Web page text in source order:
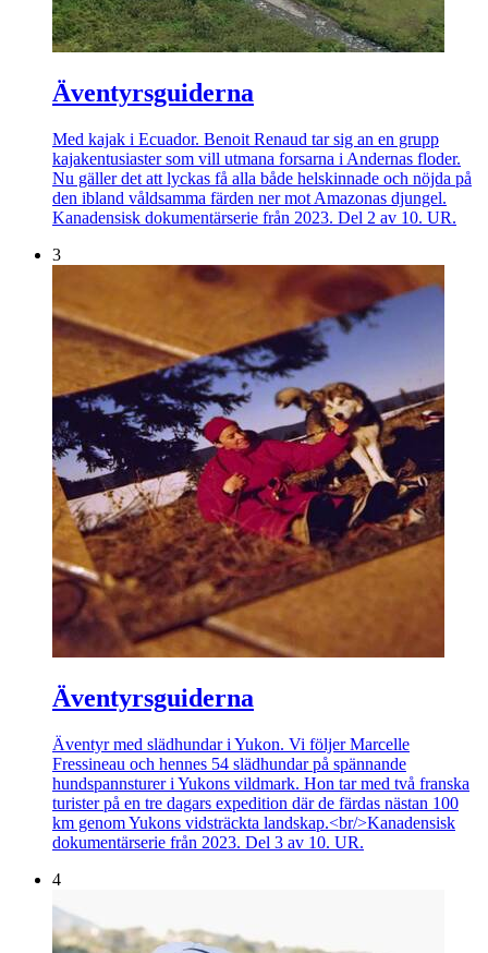
Äventyrsguiderna
Med kajak i Ecuador. Benoit Renaud tar sig an en grupp
kajakentusiaster som vill utmana forsarna i Andernas floder.
Nu gäller det att lyckas få alla både helskinnade och nöjda på
den ibland våldsamma färden ner mot Amazonas djungel.
Kanadensisk dokumentärserie från 2023. Del 2 av 10. UR.
3
Äventyrsguiderna
Äventyr med slädhundar i Yukon. Vi följer Marcelle
Fressineau och hennes 54 slädhundar på spännande
hundspannsturer i Yukons vildmark. Hon tar med två franska
turister på en tre dagars expedition där de färdas nästan 100
km genom Yukons vidsträckta landskap.<br/>Kanadensisk
dokumentärserie från 2023. Del 3 av 10. UR.
4